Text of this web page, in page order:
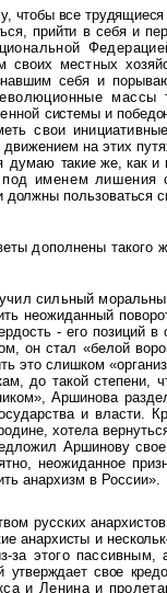
чтобы все
прийти в себя и
своих местных
себя и
системы и
свои
на этих
думаю такие же, как
под именем лишения
должны пользоваться
дополнены такого
сильный
неожиданный
- его позиций
он стал «белой
это слишком
до такой степени,
Аршинова
и власти.
хотела
Аршинову
неожиданное
анархизм в России».
русских
анархисты и
за этого пассивным,
утверждает свое
и Ленина и